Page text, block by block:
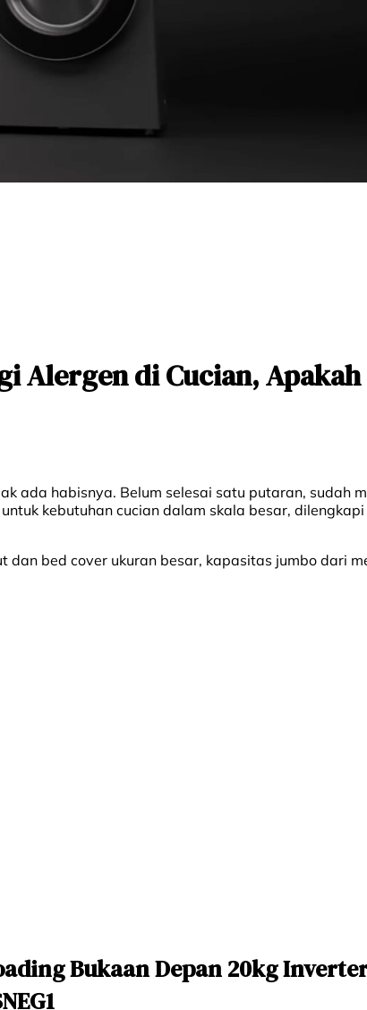
Alergen di Cucian,
ada habisnya. Belum selesai satu putaran, sudah
kebutuhan cucian dalam skala besar,
dan bed cover ukuran besar, kapasitas jumbo dari
Bukaan Depan 20kg